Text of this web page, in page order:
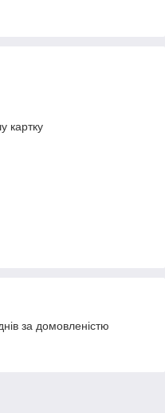
картку
за домовленістю